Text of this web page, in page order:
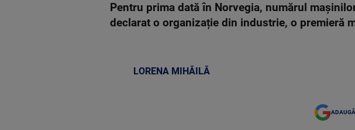
Pentru prima dată în Norvegia, numărul
declarat o organizație din industrie, o premieră
LORENA MIHĂILĂ
ADAUGĂ